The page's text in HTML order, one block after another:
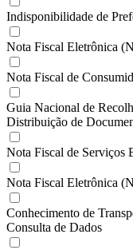
Indisponibilidade de
Nota Fiscal Eletrônica
Nota Fiscal de
Guia Nacional de
Distribuição de
Nota Fiscal de Serviços
Nota Fiscal Eletrônica
Conhecimento de
Consulta de Dados